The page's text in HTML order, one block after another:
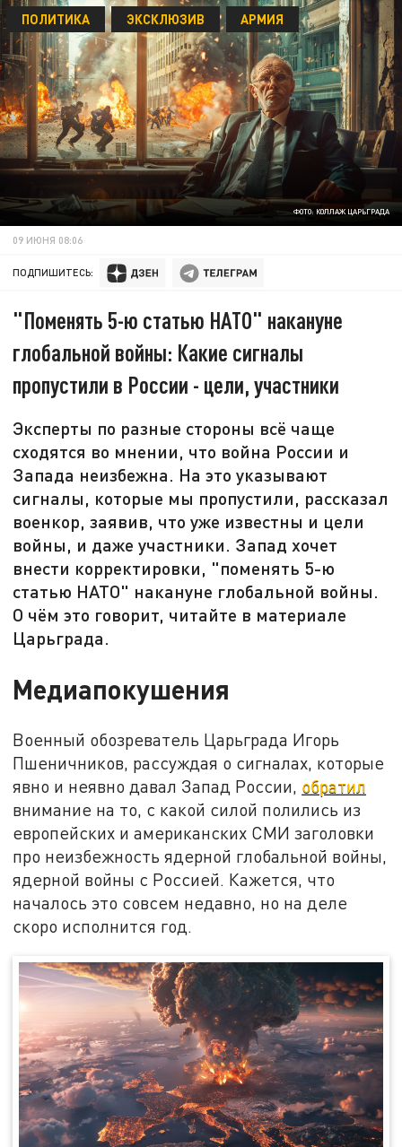
ФОТО: КОЛЛАЖ ЦАРЬГРАДА
ПОЛИТИКА ЭКСКЛЮЗИВ АРМИЯ
09 ИЮНЯ 08:06
ПОДПИШИТЕСЬ:
"Поменять 5-ю статью НАТО" накануне
глобальной войны: Какие сигналы
пропустили в России - цели, участники
Эксперты по разные стороны всё чаще
сходятся во мнении, что война России и
Запада неизбежна. На это указывают
сигналы, которые мы пропустили, рассказал
военкор, заявив, что уже известны и цели
войны, и даже участники. Запад хочет
внести корректировки, "поменять 5-ю
статью НАТО" накануне глобальной войны.
О чём это говорит, читайте в материале
Царьграда.
Медиапокушения
Военный обозреватель Царьграда Игорь
Пшеничников, рассуждая о сигналах, которые
явно и неявно давал Запад России, обратил
внимание на то, с какой силой полились из
европейских и американских СМИ заголовки
про неизбежность ядерной глобальной войны,
ядерной войны с Россией. Кажется, что
началось это совсем недавно, но на деле
скоро исполнится год.